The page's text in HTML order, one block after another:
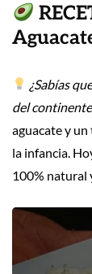
¿Sabías
del
aguacate y
la infancia.
100% natural